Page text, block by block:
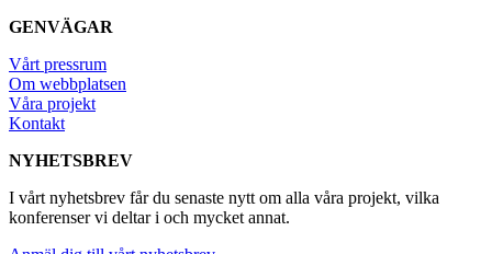
GENVÄGAR
Vårt pressrum
Om webbplatsen
Våra projekt
Kontakt
NYHETSBREV
I vårt nyhetsbrev får du senaste nytt om alla våra projekt, vilka
konferenser vi deltar i och mycket annat.